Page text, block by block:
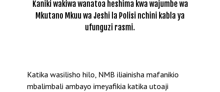
Kaniki wakiwa wanatoa heshima kwa wajumbe wa
Mkutano Mkuu wa Jeshi la Polisi nchini kabla ya
ufunguzi rasmi.
Katika wasilisho hilo, NMB iliainisha mafanikio
mbalimbali ambayo imeyafikia katika utoaji